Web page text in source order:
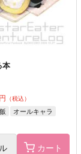
作品詳細
本
円 （税込）
オールキャラ
カート